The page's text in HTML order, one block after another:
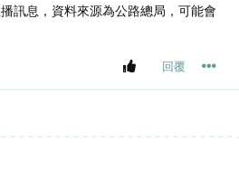
訊息，資料來源為公路總局，可能會
回覆